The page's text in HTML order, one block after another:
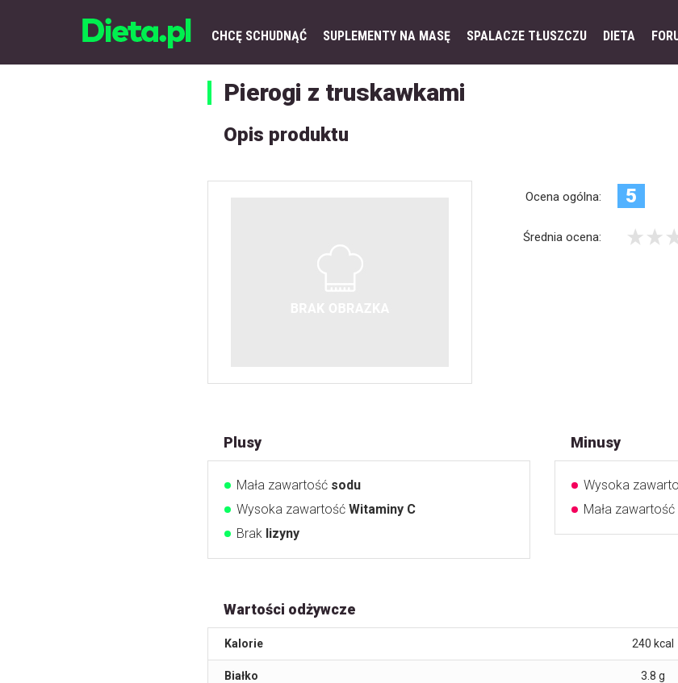
CHCĘ SCHUDNĄĆ SUPLEMENTY NA MASĘ SPALACZE TŁUSZCZU DIETA
Pierogi z truskawkami
Opis produktu
Ocena ogólna: 5
Średnia ocena:
Plusy
Mała zawartość sodu
Wysoka zawartość Witaminy C
Brak lizyny
Minusy
Wysoka
Mała zawartość
Wartości odżywcze
Kalorie 240 kcal
Białko 3.8 g